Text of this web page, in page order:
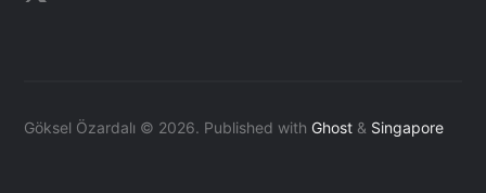
Göksel Özardalı © 2026. Published with Ghost & Singapore